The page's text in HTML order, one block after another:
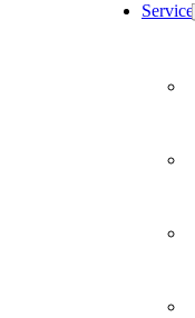
Service